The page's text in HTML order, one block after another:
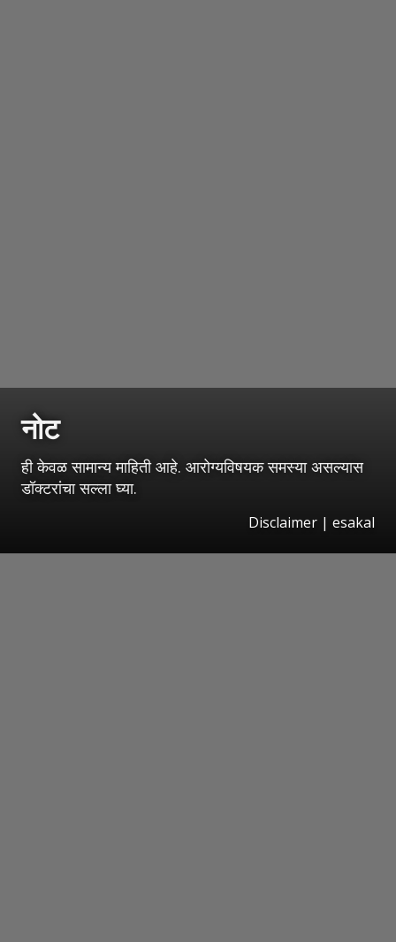
नोट
ही केवळ सामान्य माहिती आहे. आरोग्यविषयक समस्या असल्यास
डॉक्टरांचा सल्ला घ्या.
Disclaimer | esakal